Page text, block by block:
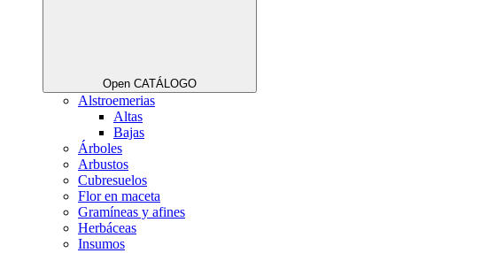
Open CATÁLOGO
Alstroemerias
Altas
Bajas
Árboles
Arbustos
Cubresuelos
Flor en maceta
Gramíneas y afines
Herbáceas
Insumos